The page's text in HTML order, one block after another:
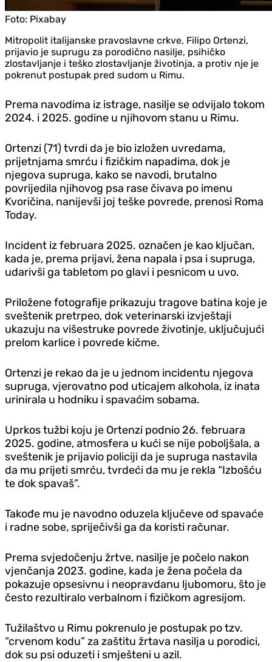
Foto: Pixabay
Mitropolit italijanske pravoslavne crkve, Filipo Ortenzi,
prijavio je suprugu za porodično nasilje, psihičko
zlostavljanje i teško zlostavljanje životinja, a protiv nje je
pokrenut postupak pred sudom u Rimu.
Prema navodima iz istrage, nasilje se odvijalo tokom
2024. i 2025. godine u njihovom stanu u Rimu.
Ortenzi (71) tvrdi da je bio izložen uvredama,
prijetnjama smrću i fizičkim napadima, dok je
njegova supruga, kako se navodi, brutalno
povrijedila njihovog psa rase čivava po imenu
Kvoričina, nanijevši joj teške povrede, prenosi Roma
Today.
Incident iz februara 2025. označen je kao ključan,
kada je, prema prijavi, žena napala i psa i supruga,
udarivši ga tabletom po glavi i pesnicom u uvo.
Priložene fotografije prikazuju tragove batina koje je
sveštenik pretrpeo, dok veterinarski izvještaji
ukazuju na višestruke povrede životinje, uključujući
prelom karlice i povrede kičme.
Ortenzi je rekao da je u jednom incidentu njegova
supruga, vjerovatno pod uticajem alkohola, iz inata
urinirala u hodniku i spavaćim sobama.
Uprkos tužbi koju je Ortenzi podnio 26. februara
2025. godine, atmosfera u kući se nije poboljšala, a
sveštenik je prijavio policiji da je supruga nastavila
da mu prijeti smrću, tvrdeći da mu je rekla “Izbošću
te dok spavaš”.
Takođe mu je navodno oduzela ključeve od spavaće
i radne sobe, spriječivši ga da koristi računar.
Prema svjedočenju žrtve, nasilje je počelo nakon
vjenčanja 2023. godine, kada je žena počela da
pokazuje opsesivnu i neopravdanu ljubomoru, što je
često rezultiralo verbalnom i fizičkom agresijom.
Tužilaštvo u Rimu pokrenulo je postupak po tzv.
“crvenom kodu” za zaštitu žrtava nasilja u porodici,
dok su psi oduzeti i smješteni u azil.